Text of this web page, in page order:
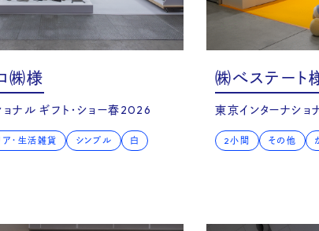
㈱様
ナル ギフト・ショー春2026
ア・生活雑貨 シンプル 白
㈱べステート
東京インターナショ
2小間 その他